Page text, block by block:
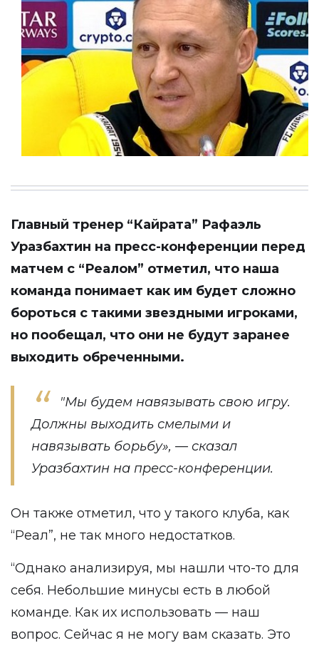
Главный тренер “Кайрата” Рафаэль
Уразбахтин на пресс-конференции перед
матчем с “Реалом” отметил, что наша
команда понимает как им будет сложно
бороться с такими звездными игроками,
но пообещал, что они не будут заранее
выходить обреченными.
"Мы будем навязывать свою игру.
Должны выходить смелыми и
навязывать борьбу», — сказал
Уразбахтин на пресс-конференции.
Он также отметил, что у такого клуба, как
“Реал”, не так много недостатков.
“Однако анализируя, мы нашли что-то для
себя. Небольшие минусы есть в любой
команде. Как их использовать — наш
вопрос. Сейчас я не могу вам сказать. Это